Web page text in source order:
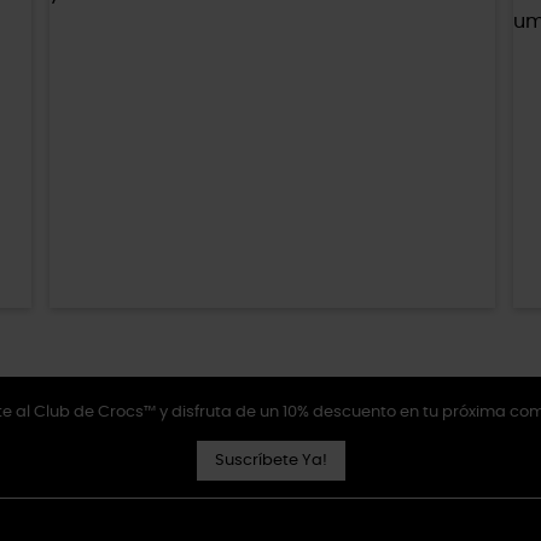
al Club de Crocs™ y disfruta de un 10% descuento en tu próxima
Suscríbete Ya!